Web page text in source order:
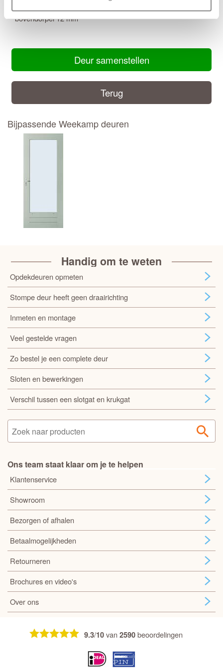
Inkortmogelijkheden stomp: Onderzijde 12 mm, zijstijlen en
bovendorpel 12 mm
Deur samenstellen
Terug
Bijpassende Weekamp deuren
Handig om te weten
Opdekdeuren opmeten
Stompe deur heeft geen draairichting
Inmeten en montage
Veel gestelde vragen
Zo bestel je een complete deur
Sloten en bewerkingen
Verschil tussen een slotgat en krukgat
Ons team staat klaar om je te helpen
Klantenservice
Showroom
Bezorgen of afhalen
Betaalmogelijkheden
Retourneren
Brochures en video's
Over ons
9.3/10van2590beoordelingen